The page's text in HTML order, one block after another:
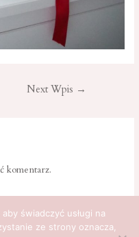
Next Wpis →
komentarz.
świadczyć usługi na
ze strony oznacza,